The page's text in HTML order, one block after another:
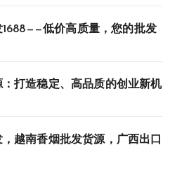
低价高质量，您的批发
打造稳定、高品质的创业新机
越南香烟批发货源，广西出口